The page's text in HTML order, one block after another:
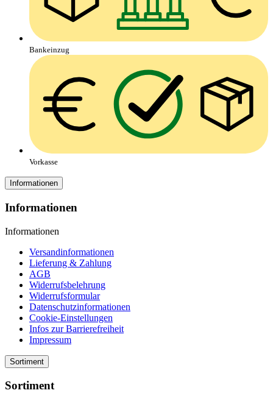
Bankeinzug
Vorkasse
Informationen
Informationen
Informationen
Versandinformationen
Lieferung & Zahlung
AGB
Widerrufsbelehrung
Widerrufsformular
Datenschutzinformationen
Cookie-Einstellungen
Infos zur Barrierefreiheit
Impressum
Sortiment
Sortiment